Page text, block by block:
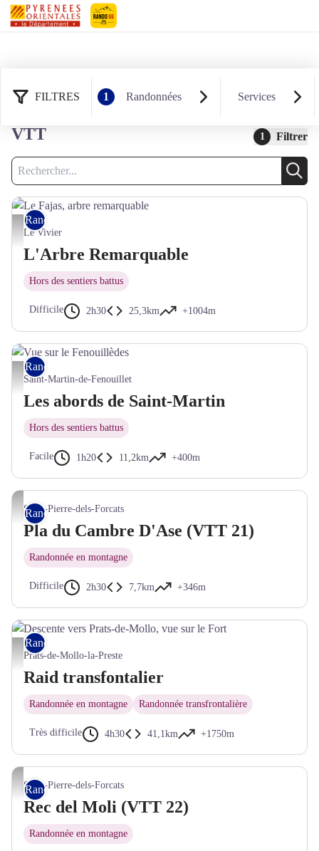
FILTRES 1 Randonnées Services
21 résultats randonnées : Rando
VTT
1 Filtrer
Recherche
Le Fajas, arbre remarquable - ©Garnements
Rando VTT
Le Vivier
L'Arbre Remarquable
Hors des sentiers battus
Difficile 2h30 25,3km +1004m
Vue sur le Fenouillèdes - ©L. Pierson
Rando VTT
Saint-Martin-de-Fenouillet
Les abords de Saint-Martin
Hors des sentiers battus
Facile 1h20 11,2km +400m
© service APN
Rando VTT
Saint-Pierre-dels-Forcats
Pla du Cambre D'Ase (VTT 21)
Randonnée en montagne
Difficile 2h30 7,7km +346m
Descente vers Prats-de-Mollo, vue sur le Fort - © Frédéric Maler - CC Haut Vallespir
Rando VTT
Prats-de-Mollo-la-Preste
Raid transfontalier
Randonnée en montagne Randonnée transfrontalière
Très difficile 4h30 41,1km +1750m
© service APN
Rando VTT
Saint-Pierre-dels-Forcats
Rec del Moli (VTT 22)
Randonnée en montagne